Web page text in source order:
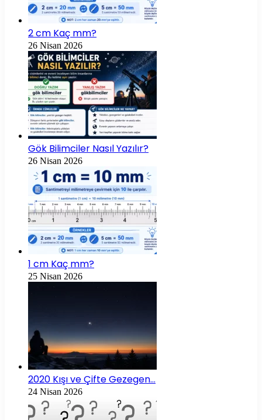
2 cm Kaç mm?
26 Nisan 2026
Gök Bilimciler Nasıl Yazılır?
26 Nisan 2026
1 cm Kaç mm?
25 Nisan 2026
2020 Kışı ve Çifte Gezegen…
24 Nisan 2026